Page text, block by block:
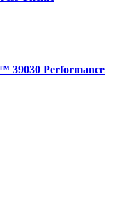
39030 Performance